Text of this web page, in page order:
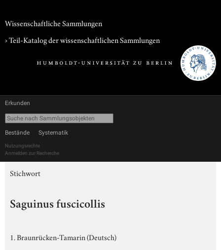
Wissenschaftliche Sammlungen
› Teil-Katalog der wissenschaftlichen Sammlungen
Erkunden
Bestände Systematik
Nutzungsrechte
Anmelden zur Recherche
Stichwort
Saguinus fuscicollis
1. Braunrücken-Tamarin (Deutsch)